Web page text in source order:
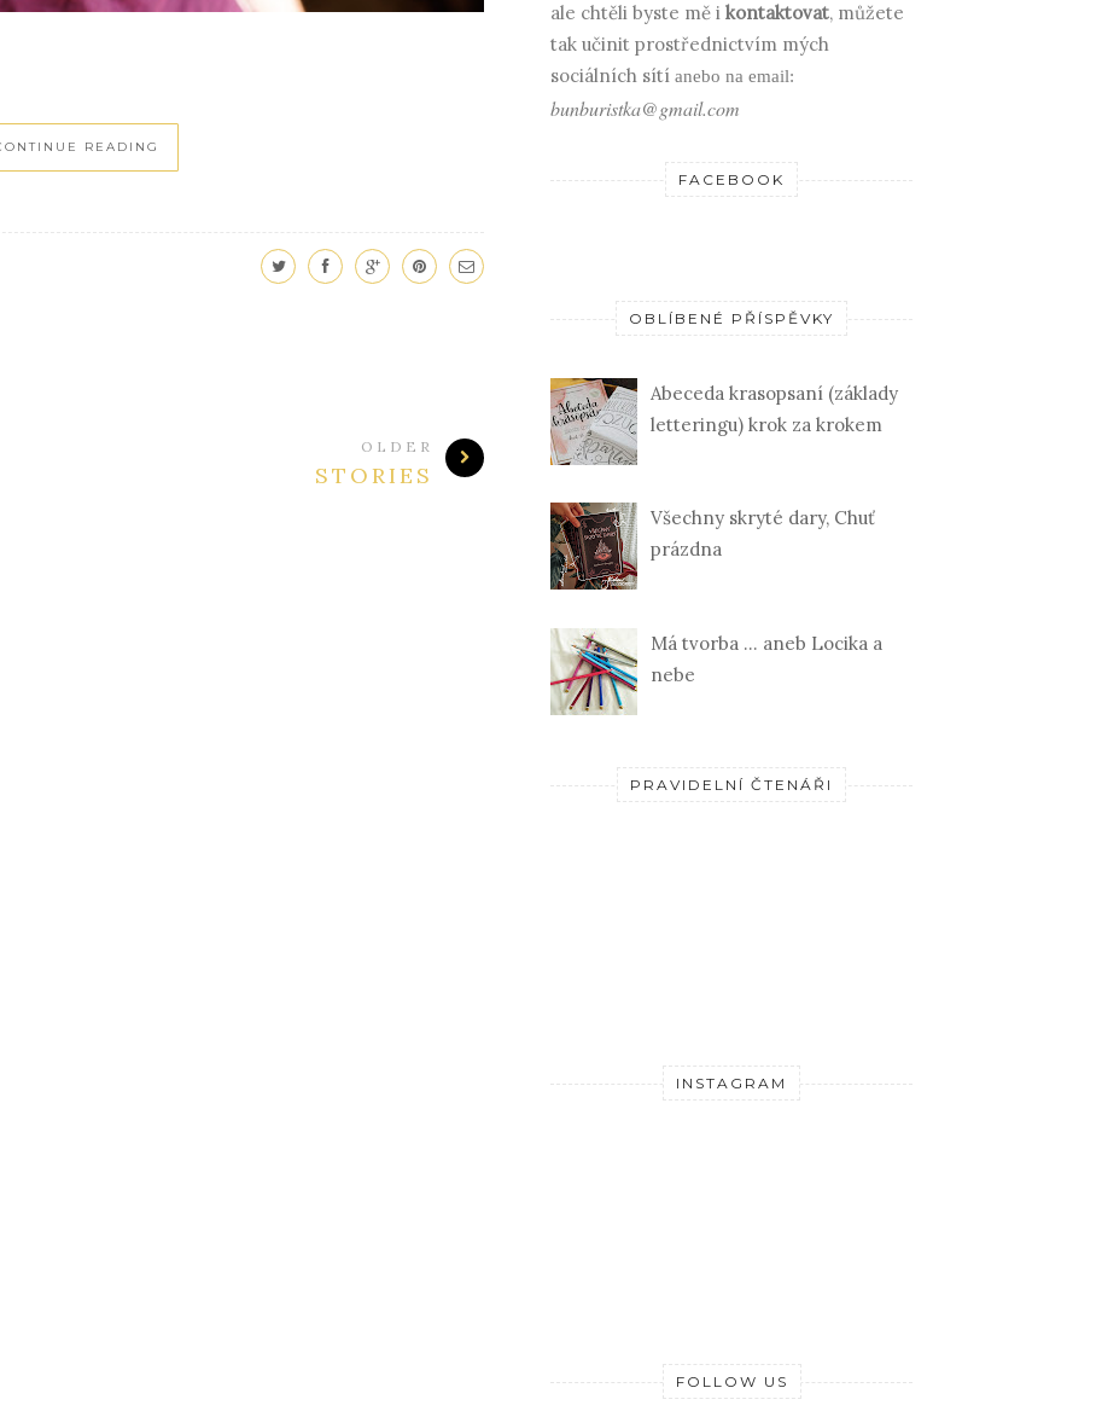
READING
OLDER
STORIES
ale chtěli byste mě i kontaktovat, můžete
tak učinit prostřednictvím mých
sociálních sítí anebo na email:
bunburistka@gmail.com
FACEBOOK
OBLÍBENÉ PŘÍSPĚVKY
Abeceda krasopsaní (základy
letteringu) krok za krokem
Všechny skryté dary, Chuť
prázdna
Má tvorba ... aneb Locika a
nebe
PRAVIDELNÍ ČTENÁŘI
INSTAGRAM
FOLLOW US